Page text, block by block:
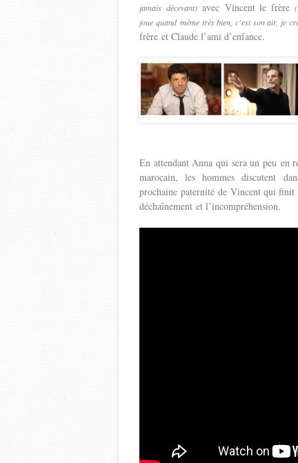
jamais décevant)avec Vincent le frère
joue quand même très bien, c’est son air, je
frère et Claude l’ami d’enfance.
En attendant Anna qui sera un peu en
marocain, les hommes discutent
prochaine paternité de Vincent qui
déchaînement et l’incompréhension.